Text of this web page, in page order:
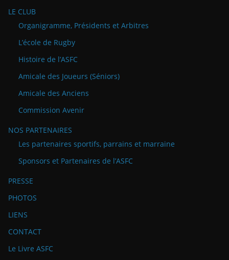
LE CLUB
Organigramme, Présidents et Arbitres
L’école de Rugby
Histoire de l’ASFC
Amicale des Joueurs (Séniors)
Amicale des Anciens
Commission Avenir
NOS PARTENAIRES
Les partenaires sportifs, parrains et marraine
Sponsors et Partenaires de l’ASFC
PRESSE
PHOTOS
LIENS
CONTACT
Le Livre ASFC